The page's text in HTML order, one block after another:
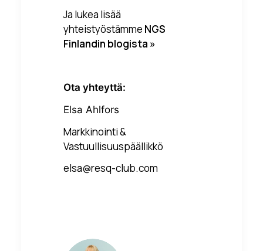
Ja lukea lisää
yhteistyöstämme NGS
Finlandin blogista »
Ota yhteyttä:
Elsa Ahlfors
Markkinointi &
Vastuullisuuspäällikkö
elsa@resq-club.com